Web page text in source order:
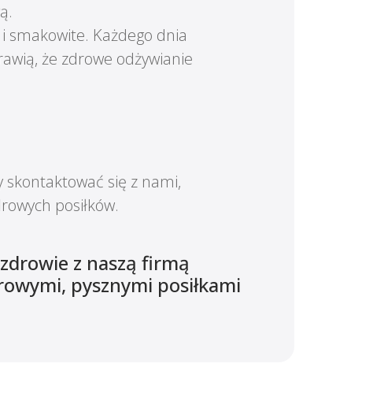
smakowite. Każdego dnia
że zdrowe odżywianie
skontaktować się z nami,
posiłków.
z naszą firmą
pysznymi posiłkami